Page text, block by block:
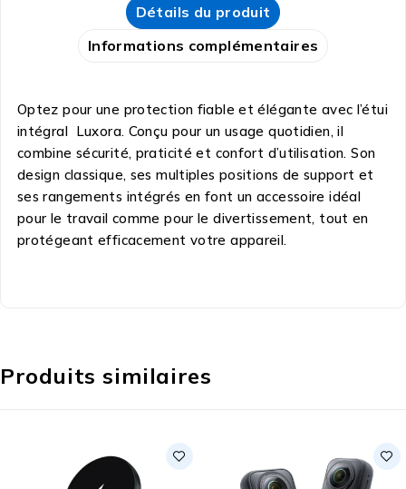
Détails du produit
Informations complémentaires
Optez pour une protection fiable et élégante avec l’étui
intégral Luxora. Conçu pour un usage quotidien, il
combine sécurité, praticité et confort d’utilisation. Son
design classique, ses multiples positions de support et
ses rangements intégrés en font un accessoire idéal
pour le travail comme pour le divertissement, tout en
protégeant efficacement votre appareil.
Produits similaires